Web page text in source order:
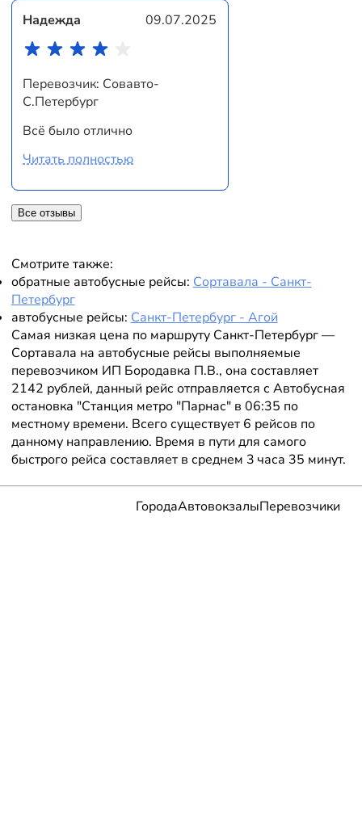
Надежда 09.07.2025
Перевозчик: Совавто-
С.Петербург
Всё было отлично
Читать полностью
Все отзывы
Смотрите также:
обратные автобусные рейсы: Сортавала - Санкт-
Петербург
автобусные рейсы: Санкт-Петербург - Агой
Самая низкая цена по маршруту Санкт-Петербург —
Сортавала на автобусные рейсы выполняемые
перевозчиком ИП Бородавка П.В., она составляет
2142 рублей, данный рейс отправляется с Автобусная
остановка "Станция метро "Парнас" в 06:35 по
местному времени. Всего существует 6 рейсов по
данному направлению. Время в пути для самого
быстрого рейса составляет в среднем 3 часа 35 минут.
ГородаАвтовокзалыПеревозчики